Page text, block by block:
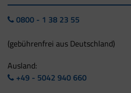
0800 - 1 38 23 55
(gebührenfrei aus Deutschland)
Ausland:
+49 - 5042 940 660